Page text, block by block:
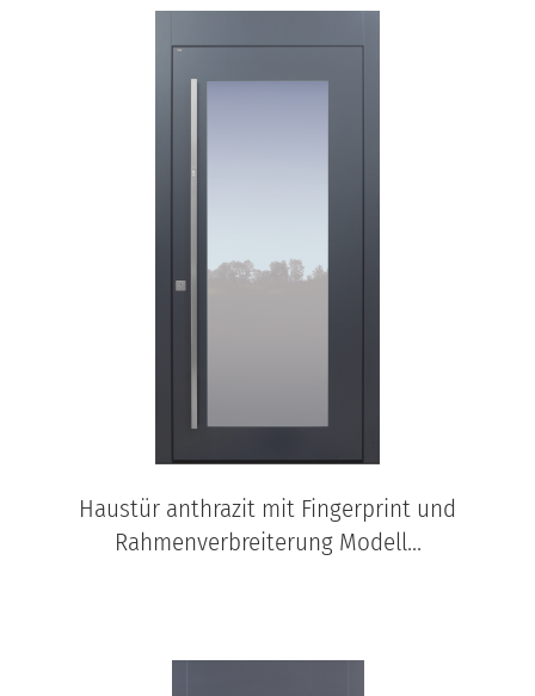
Haustür anthrazit mit Fingerprint und
Rahmenverbreiterung Modell...